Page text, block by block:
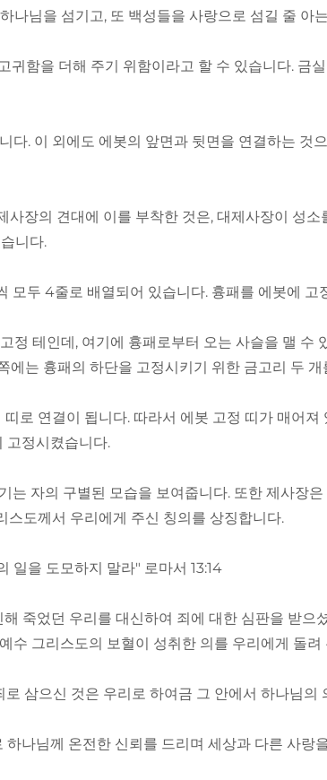
나님을 섬기고, 또 백성들을 사랑으로 섬길 줄 아
귀함을 더해 주기 위함이라고 할 수 있습니다. 금
다. 이 외에도 에봇의 앞면과 뒷면을 연결하는 것
사장의 견대에 이를 부착한 것은, 대제사장이 성
니다.
모두 4줄로 배열되어 있습니다. 흉패를 에봇에
정 테인데, 여기에 흉패로부터 오는 사슬을 맬 수
에는 흉패의 하단을 고정시키기 위한 금고리 두
로 연결이 됩니다. 따라서 에봇 고정 띠가 매어
고정시켰습니다.
자의 구별된 모습을 보여줍니다. 또한 제사장은
스도께서 우리에게 주신 칭의를 상징합니다.
일을 도모하지 말라" 로마서 13:14
죽었던 우리를 대신하여 죄에 대한 심판을 받으
수 그리스도의 보혈이 성취한 의를 우리에게 돌
삼으신 것은 우리로 하여금 그 안에서 하나님의
나님께 온전한 신뢰를 드리며 세상과 다른 사랑